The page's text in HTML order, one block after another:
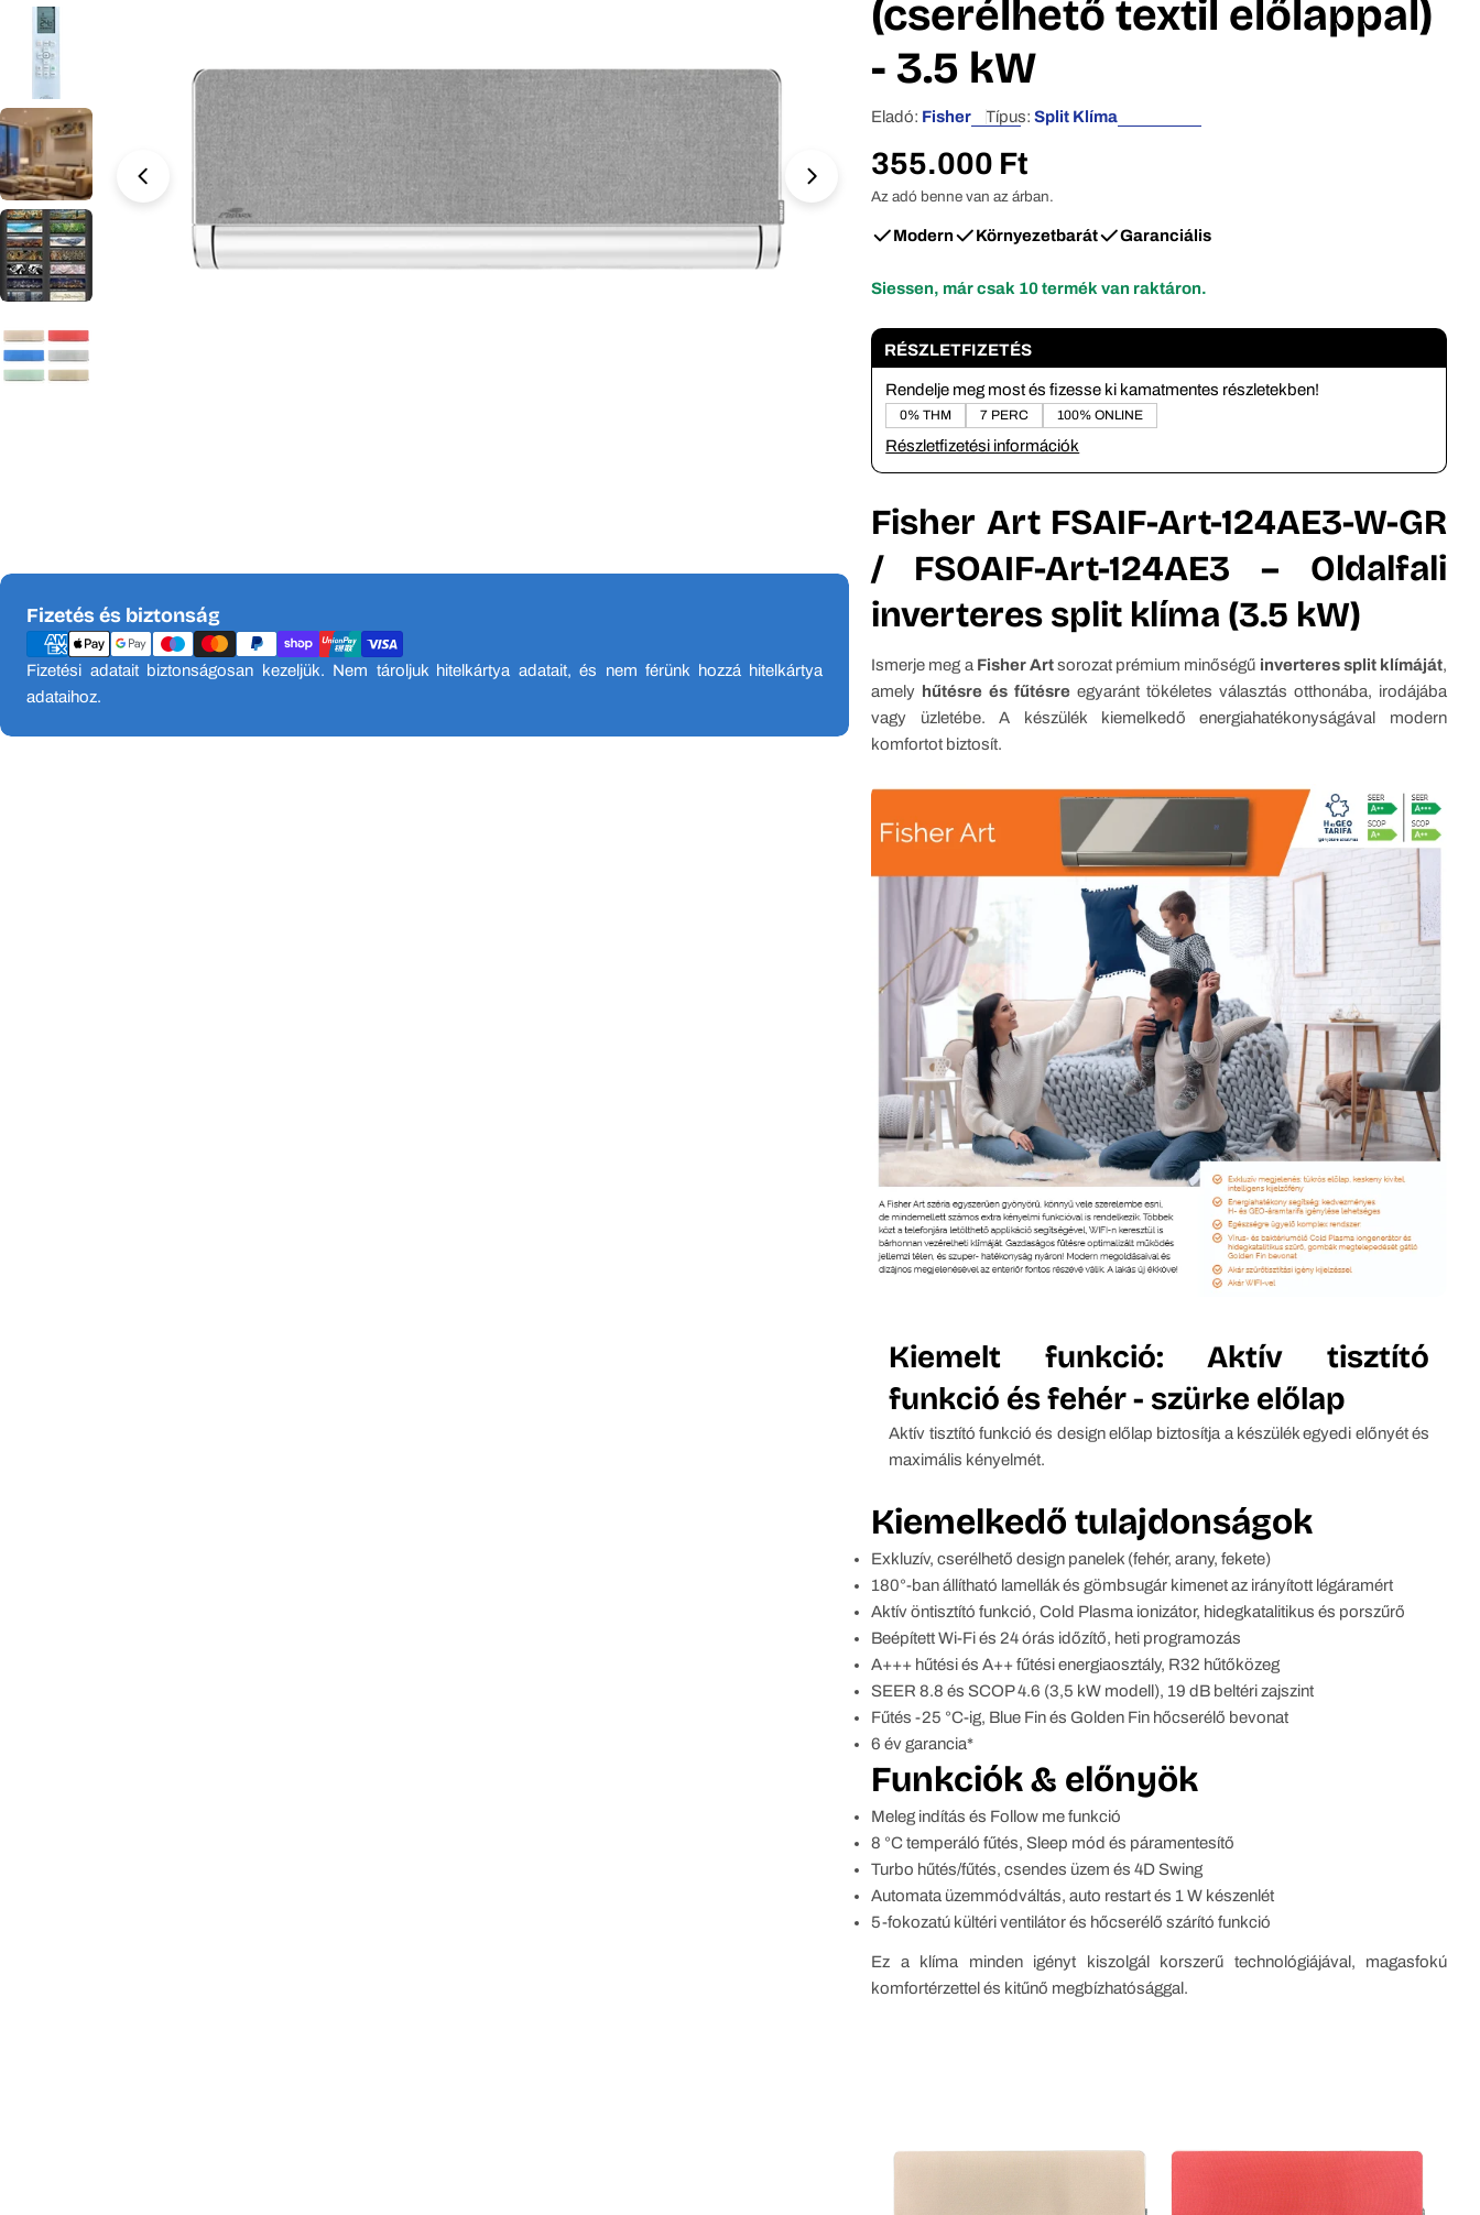
Nyissa meg a 0 médiafájlt modális mappában
Fizetés és biztonság
Fizetési
módok
Fizetési adatait biztonságosan kezeljük. Nem tároljuk hitelkártya adatait, és nem férünk hozzá hitelkártya
adataihoz.
(cserélhető textil előlappal)
- 3.5 kW
Eladó: Fisher Típus: Split Klíma
Normál
ár
355.000 Ft
Az adó benne van az árban.
Modern Környezetbarát Garanciális
Siessen, már csak 10termék van raktáron.
RÉSZLETFIZETÉS
Rendelje meg most és fizesse ki kamatmentes részletekben!
0% THM 7 PERC 100% ONLINE
Részletfizetési információk
Fisher Art FSAIF-Art-124AE3-W-GR
/ FSOAIF-Art-124AE3 – Oldalfali
inverteres split klíma (3.5 kW)
Ismerje meg a Fisher Artsorozat prémium minőségű inverteres split klímáját,
amely hűtésre és fűtésre egyaránt tökéletes választás otthonába, irodájába
vagy üzletébe. A készülék kiemelkedő energiahatékonyságával modern
komfortot biztosít.
Kiemelt funkció: Aktív tisztító
funkció és fehér - szürke előlap
Aktív tisztító funkció és design előlap biztosítja a készülék egyedi előnyét és
maximális kényelmét.
Kiemelkedő tulajdonságok
Exkluzív, cserélhető design panelek (fehér, arany, fekete)
180°-ban állítható lamellák és gömbsugár kimenet az irányított légáramért
Aktív öntisztító funkció, Cold Plasma ionizátor, hidegkatalitikus és porszűrő
Beépített Wi‑Fi és 24 órás időzítő, heti programozás
A+++ hűtési és A++ fűtési energiaosztály, R32 hűtőközeg
SEER 8.8 és SCOP 4.6 (3,5 kW modell), 19 dB beltéri zajszint
Fűtés -25 °C‑ig, Blue Fin és Golden Fin hőcserélő bevonat
6 év garancia*
Funkciók & előnyök
Meleg indítás és Follow me funkció
8 °C temperáló fűtés, Sleep mód és páramentesítő
Turbo hűtés/fűtés, csendes üzem és 4D Swing
Automata üzemmódváltás, auto restart és 1 W készenlét
5‑fokozatú kültéri ventilátor és hőcserélő szárító funkció
Ez a klíma minden igényt kiszolgál korszerű technológiájával, magasfokú
komfortérzettel és kitűnő megbízhatósággal.